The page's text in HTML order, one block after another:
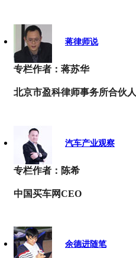
蒋律师说
专栏作者：蒋苏华
北京市盈科律师事务所合伙人
汽车产业观察
专栏作者：陈希
中国买车网CEO
余德进随笔